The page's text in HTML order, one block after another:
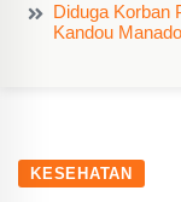
Diduga Korban
Kandou
KESEHATAN